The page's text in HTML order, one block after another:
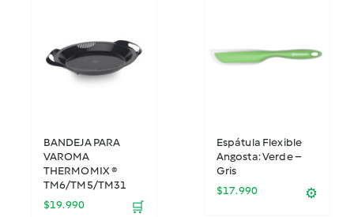
BANDEJA PARA
VAROMA
THERMOMIX ®
TM6/TM5/TM31
$19.990 🛒
Espátula Flexible
Angosta: Verde –
Gris
$17.990 ⚙️